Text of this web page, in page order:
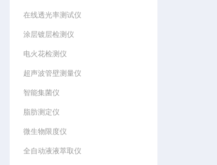
在线透光率测试仪
涂层镀层检测仪
电火花检测仪
超声波管壁测量仪
智能集菌仪
脂肪测定仪
微生物限度仪
全自动液液萃取仪